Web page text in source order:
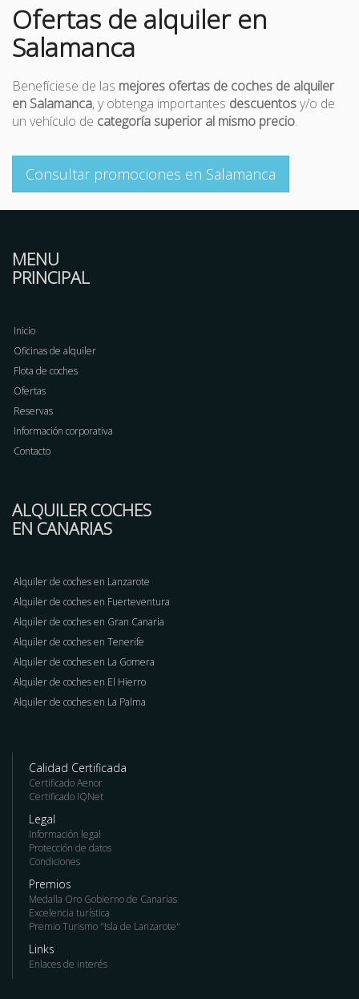
Ofertas de alquiler en
Salamanca
Benefíciese de las mejores ofertas de coches de alquiler
en Salamanca, y obtenga importantes descuentosy/o de
un vehículo de categoría superior al mismo precio.
Consultar promociones en Salamanca
MENU
PRINCIPAL
Inicio
Oficinas de alquiler
Flota de coches
Ofertas
Reservas
Información corporativa
Contacto
ALQUILER COCHES
EN CANARIAS
Alquiler de coches en Lanzarote
Alquiler de coches en Fuerteventura
Alquiler de coches en Gran Canaria
Alquiler de coches en Tenerife
Alquiler de coches en La Gomera
Alquiler de coches en El Hierro
Alquiler de coches en La Palma
Calidad Certificada
Certificado Aenor
Certificado IQNet
Legal
Información legal
Protección de datos
Condiciones
Premios
Medalla Oro Gobierno de Canarias
Excelencia turística
Premio Turismo "Isla de Lanzarote"
Links
Enlaces de interés